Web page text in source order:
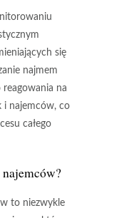
się
najmem
na
i najemców, co
całego
to niezwykle